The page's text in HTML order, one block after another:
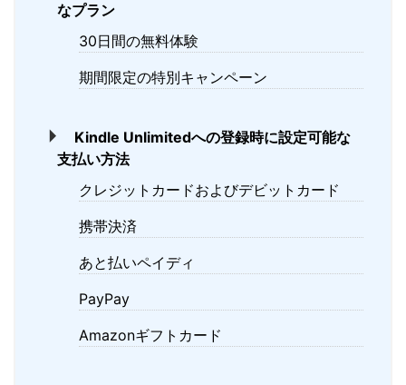
なプラン
30日間の無料体験
期間限定の特別キャンペーン
Kindle Unlimitedへの登録時に設定可能な
支払い方法
クレジットカードおよびデビットカード
携帯決済
あと払いペイディ
PayPay
Amazonギフトカード